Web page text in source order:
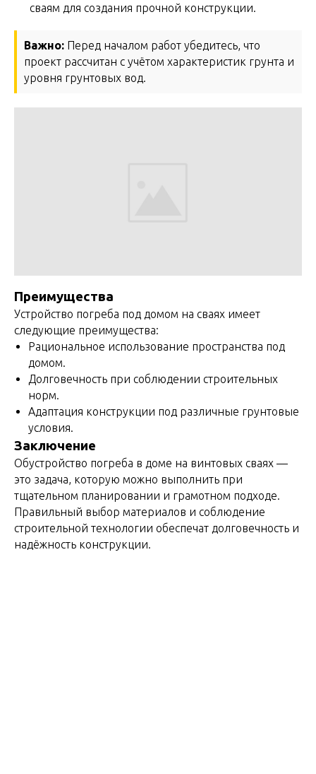
сваям для создания прочной конструкции.
Важно: Перед началом работ убедитесь, что
проект рассчитан с учётом характеристик грунта и
уровня грунтовых вод.
Преимущества
Устройство погреба под домом на сваях имеет
следующие преимущества:
Рациональное использование пространства под
домом.
Долговечность при соблюдении строительных
норм.
Адаптация конструкции под различные грунтовые
условия.
Заключение
Обустройство погреба в доме на винтовых сваях —
это задача, которую можно выполнить при
тщательном планировании и грамотном подходе.
Правильный выбор материалов и соблюдение
строительной технологии обеспечат долговечность и
надёжность конструкции.